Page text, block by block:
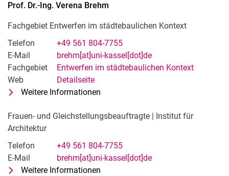
Prof. Dr.-Ing. Verena Brehm
Fachgebiet Entwerfen im städtebaulichen Kontext
Telefon
+49 561 804-7755
E-Mail
brehm[at]uni-kassel[dot]de
Fachgebiet
Entwerfen im städtebaulichen Kontext
Web
Detailseite
Weitere Informationen
Frauen- und Gleichstellungsbeauftragte | Institut für
Architektur
Telefon
+49 561 804-7755
E-Mail
brehm[at]uni-kassel[dot]de
Weitere Informationen